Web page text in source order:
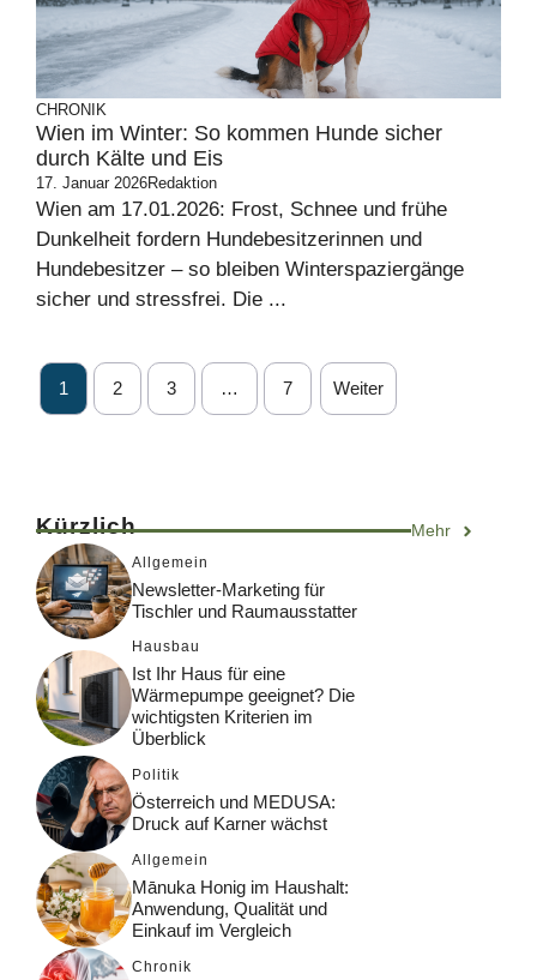
CHRONIK
Wien im Winter: So kommen Hunde sicher
durch Kälte und Eis
17. Januar 2026Redaktion
Wien am 17.01.2026: Frost, Schnee und frühe
Dunkelheit fordern Hundebesitzerinnen und
Hundebesitzer – so bleiben Winterspaziergänge
sicher und stressfrei. Die ...
1 2 3 … 7 Weiter
Kürzlich Mehr
Allgemein
Newsletter-Marketing für
Tischler und Raumausstatter
Hausbau
Ist Ihr Haus für eine
Wärmepumpe geeignet? Die
wichtigsten Kriterien im
Überblick
Politik
Österreich und MEDUSA:
Druck auf Karner wächst
Allgemein
Mānuka Honig im Haushalt:
Anwendung, Qualität und
Einkauf im Vergleich
Chronik